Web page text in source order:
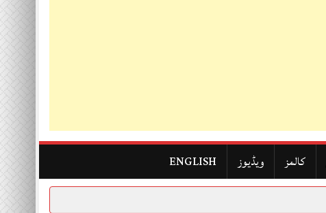
کالمز ویڈیوز ENGLISH